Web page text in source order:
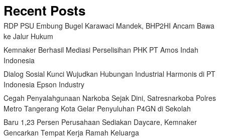
Recent Posts
RDP PSU Embung Bugel Karawaci Mandek, BHP2HI Ancam Bawa
ke Jalur Hukum
Kemnaker Berhasil Mediasi Perselisihan PHK PT Amos Indah
Indonesia
Dialog Sosial Kunci Wujudkan Hubungan Industrial Harmonis di PT
Indonesia Epson Industry
Cegah Penyalahgunaan Narkoba Sejak Dini, Satresnarkoba Polres
Metro Tangerang Kota Gelar Penyuluhan P4GN di Sekolah
Baru 1,23 Persen Perusahaan Sediakan Daycare, Kemnaker
Gencarkan Tempat Kerja Ramah Keluarga